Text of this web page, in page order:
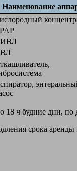
Наименование
18 ч будние дни,
срока